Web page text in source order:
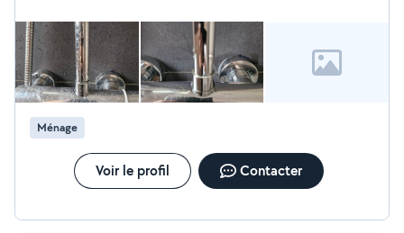
Ménage
Voir le profil Contacter